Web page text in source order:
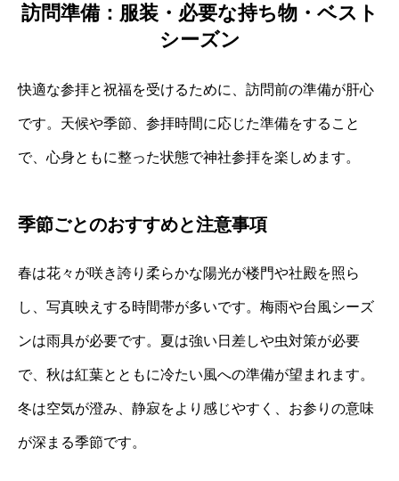
訪問準備：服装・必要な持ち物・ベスト
シーズン
快適な参拝と祝福を受けるために、訪問前の準備が肝心
です。天候や季節、参拝時間に応じた準備をすること
で、心身ともに整った状態で神社参拝を楽しめます。
季節ごとのおすすめと注意事項
春は花々が咲き誇り柔らかな陽光が楼門や社殿を照ら
し、写真映えする時間帯が多いです。梅雨や台風シーズ
ンは雨具が必要です。夏は強い日差しや虫対策が必要
で、秋は紅葉とともに冷たい風への準備が望まれます。
冬は空気が澄み、静寂をより感じやすく、お参りの意味
が深まる季節です。